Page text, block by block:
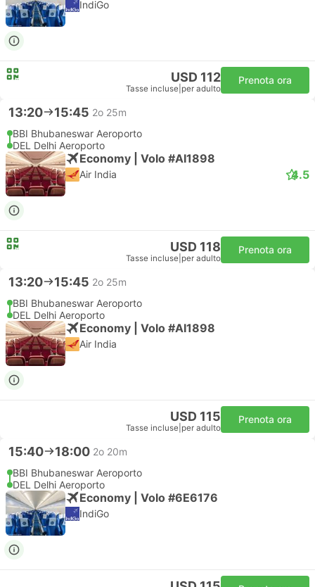
IndiGo
USD 112
Tasse incluse per adulto
Prenota ora
13:20 15:45 2o 25m
BBI Bhubaneswar Aeroporto
DEL Delhi Aeroporto
Economy | Volo #AI1898
Air India 4.5
USD 118
Tasse incluse per adulto
Prenota ora
13:20 15:45 2o 25m
BBI Bhubaneswar Aeroporto
DEL Delhi Aeroporto
Economy | Volo #AI1898
Air India
USD 115
Tasse incluse per adulto
Prenota ora
15:40 18:00 2o 20m
BBI Bhubaneswar Aeroporto
DEL Delhi Aeroporto
Economy | Volo #6E6176
IndiGo